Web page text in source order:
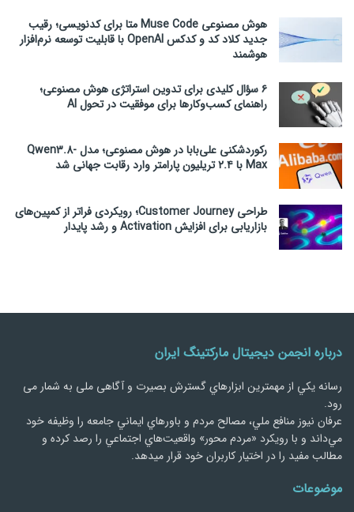
هوش مصنوعی Muse Code متا برای کدنویسی؛ رقیب
جدید کلاد کد و کدکس OpenAI با قابلیت توسعه نرم‌افزار
هوشمند
۶ سؤال کلیدی برای تدوین استراتژی هوش مصنوعی؛
راهنمای کسب‌وکارها برای موفقیت در تحول AI
رکوردشکنی علی‌بابا در هوش مصنوعی؛ مدل Qwen3.8-
Max با ۲.۴ تریلیون پارامتر وارد رقابت جهانی شد
طراحی Customer Journey؛ رویکردی فراتر از کمپین‌های
بازاریابی برای افزایش Activation و رشد پایدار
درباره انجمن دیجیتال مارکتینگ ایران
رسانه يكي از مهمترین ابزارهاي گسترش بصیرت و آگاهی ملی به شمار می
رود.
عرفان نیوز منافع ملي، مصالح مردم و باورهاي ايماني جامعه را وظيفه خود
مي‌داند و با رويكرد «مردم‌ محور» واقعيت‌هاي اجتماعي را رصد کرده و
مطالب مفید را در اختیار کاربران خود قرار میدهد.
موضوعات